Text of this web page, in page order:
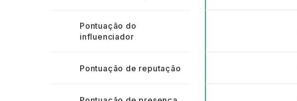
Pontuação do
influenciador
Pontuação de reputação